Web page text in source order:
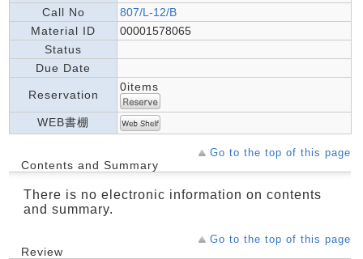
Call No
807/L-12/B
Material ID
00001578065
Status
Due Date
Reservation
0items
WEB書棚
Go to the top of this page
Contents and Summary
There is no electronic information on contents
and summary.
Go to the top of this page
Review